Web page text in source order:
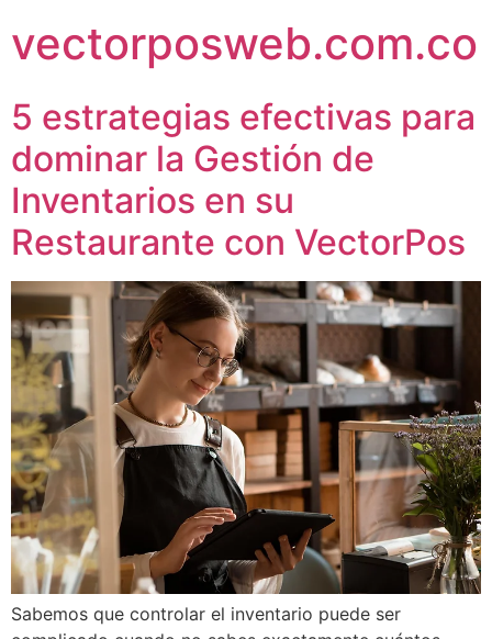
vectorposweb.com.co
5 estrategias efectivas para
dominar la Gestión de
Inventarios en su
Restaurante con VectorPos
Sabemos que controlar el inventario puede ser